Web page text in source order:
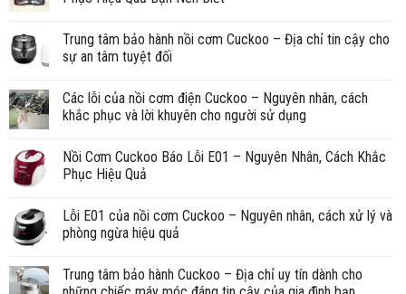
Trung tâm bảo hành nồi cơm Cuckoo – Địa chỉ tin cậy cho
sự an tâm tuyệt đối
Các lỗi của nồi cơm điện Cuckoo – Nguyên nhân, cách
khắc phục và lời khuyên cho người sử dụng
Nồi Cơm Cuckoo Báo Lỗi E01 – Nguyên Nhân, Cách Khắc
Phục Hiệu Quả
Lỗi E01 của nồi cơm Cuckoo – Nguyên nhân, cách xử lý và
phòng ngừa hiệu quả
Trung tâm bảo hành Cuckoo – Địa chỉ uy tín dành cho